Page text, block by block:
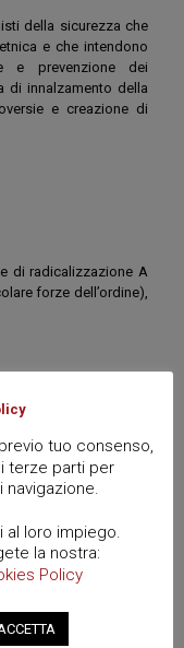
della sicurezza che
e che intendono
e prevenzione dei
di innalzamento della
e creazione di
di radicalizzazione A
forze dell’ordine),
la partecipazione di
lezioni di esperti del
tuo consenso,
terze parti per
navigazione.
loro impiego.
la nostra:
Policy